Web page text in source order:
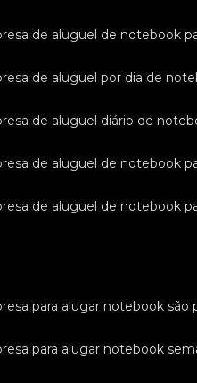
de aluguel de notebook
de aluguel por dia de
de aluguel diário de
de aluguel de notebook
de aluguel de notebook
para alugar notebook são
para alugar notebook